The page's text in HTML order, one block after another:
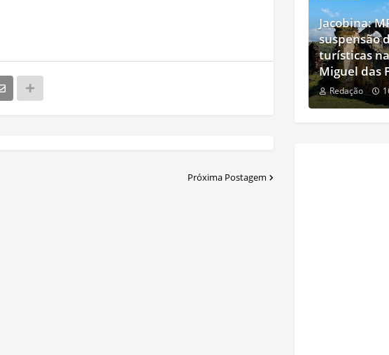
Próxima Postagem
Jacobina:
suspensão
turísticas
Miguel das
Redação